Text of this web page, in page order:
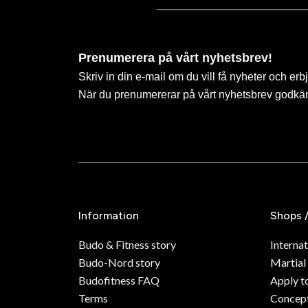
Vi är Sveriges
tävlingarna Nordic
Under 2022 firar vi
Nacka Dojo - Since
Thaiboxning är en
Kampsporten har
Självförsvar, vapen
ringen och de
Till skillnad från
Prenumerera på vårt nyhetsbrev!
Skriv in din e-mail om du vill få nyheter och
När du prenumererar på vårt nyhetsbrev
Information
Budo & Fitness story
Budo-Nord story
Budofitness FAQ
Terms
Shops
Martial
Apply